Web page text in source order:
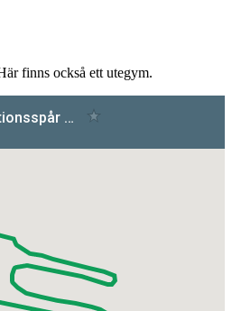
finns också ett utegym.